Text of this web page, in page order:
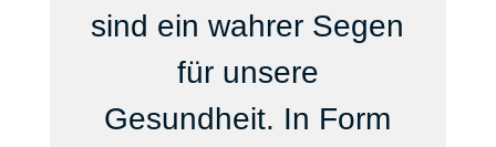
sind ein wahrer Segen
für unsere
Gesundheit. In Form